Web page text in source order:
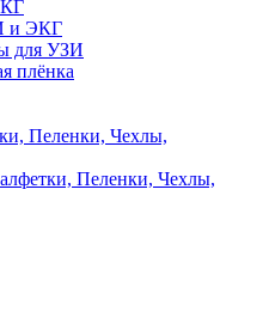
и ЭКГ
для УЗИ
плёнка
Пеленки, Чехлы,
Пеленки, Чехлы,